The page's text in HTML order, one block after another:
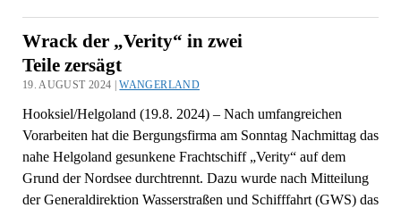
Wrack der „Verity“ in zwei
Teile zersägt
19. AUGUST 2024 |WANGERLAND
Hooksiel/Helgoland (19.8. 2024) – Nach umfangreichen
Vorarbeiten hat die Bergungsfirma am Sonntag Nachmittag das
nahe Helgoland gesunkene Frachtschiff „Verity“ auf dem
Grund der Nordsee durchtrennt. Dazu wurde nach Mitteilung
der Generaldirektion Wasserstraßen und Schifffahrt (GWS) das